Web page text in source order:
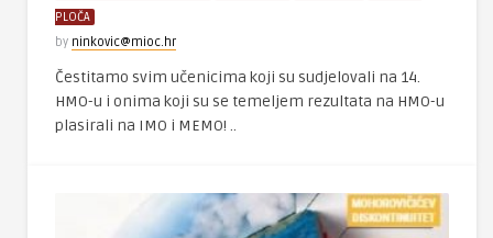
PLOČA
by ninkovic@mioc.hr
Čestitamo svim učenicima koji su sudjelovali na 14.
HMO-u i onima koji su se temeljem rezultata na HMO-u
plasirali na IMO i MEMO! ..